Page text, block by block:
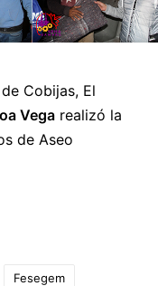
Cobijas, El
Vega realizó la
de Aseo
Fesegem